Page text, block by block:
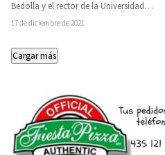
Bedolla y el rector de la Universidad
Michoacana de San Nicolás de
17 de diciembre de 2021
Cargar más